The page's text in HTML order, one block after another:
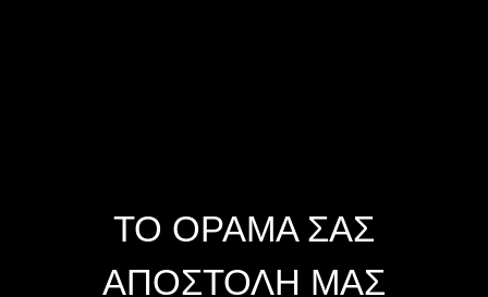
ΤΟ ΟΡΑΜΑ ΣΑΣ
ΑΠΟΣΤΟΛΗ ΜΑΣ